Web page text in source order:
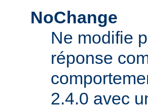
NoChange
Ne modifie
réponse
2.4.0 avec